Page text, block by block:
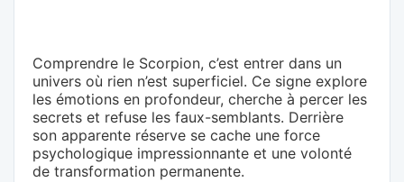
Comprendre le Scorpion, c’est entrer dans un
univers où rien n’est superficiel. Ce signe explore
les émotions en profondeur, cherche à percer les
secrets et refuse les faux-semblants. Derrière
son apparente réserve se cache une force
psychologique impressionnante et une volonté
de transformation permanente.